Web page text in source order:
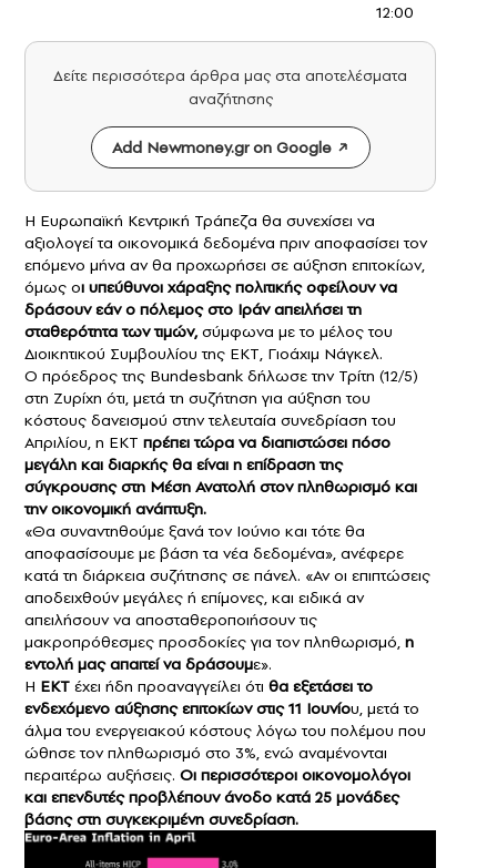
12:00
Δείτε περισσότερα άρθρα μας στα αποτελέσματα
αναζήτησης
Add Newmoney.gr on Google
Η Ευρωπαϊκή Κεντρική Τράπεζα θα συνεχίσει να
αξιολογεί τα οικονομικά δεδομένα πριν αποφασίσει τον
επόμενο μήνα αν θα προχωρήσει σε αύξηση επιτοκίων,
όμως οι υπεύθυνοι χάραξης πολιτικής οφείλουν να
δράσουν εάν ο πόλεμος στο Ιράναπειλήσει τη
σταθερότητα των τιμών,σύμφωνα με το μέλος του
Διοικητικού Συμβουλίου της ΕΚΤ, Γιοάχιμ Νάγκελ.
Ο πρόεδρος της Bundesbank δήλωσε την Τρίτη (12/5)
στη Ζυρίχη ότι, μετά τη συζήτηση για αύξηση του
κόστους δανεισμού στην τελευταία συνεδρίαση του
Απριλίου, η ΕΚΤ πρέπει τώρα να διαπιστώσει πόσο
μεγάλη και διαρκής θα είναι η επίδραση της
σύγκρουσης στη Μέση Ανατολή στονπληθωρισμό και
την οικονομική ανάπτυξη.
«Θα συναντηθούμε ξανά τον Ιούνιο και τότε θα
αποφασίσουμε με βάση τα νέα δεδομένα», ανέφερε
κατά τη διάρκεια συζήτησης σε πάνελ. «Αν οι επιπτώσεις
αποδειχθούν μεγάλες ή επίμονες, και ειδικά αν
απειλήσουν να αποσταθεροποιήσουν τις
μακροπρόθεσμες προσδοκίες για τον πληθωρισμό, η
εντολή μας απαιτεί να δράσουμε».
Η ΕΚΤ έχει ήδη προαναγγείλει ότι θα εξετάσει το
ενδεχόμενο αύξησης επιτοκίων στις 11 Ιουνίου, μετά το
άλμα του ενεργειακού κόστους λόγω του πολέμου που
ώθησε τον πληθωρισμό στο 3%, ενώ αναμένονται
περαιτέρω αυξήσεις. Οι περισσότεροι οικονομολόγοι
και επενδυτές προβλέπουν άνοδο κατά 25 μονάδες
βάσης στη συγκεκριμένη συνεδρίαση.